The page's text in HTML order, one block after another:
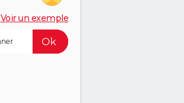
Voir un exemple